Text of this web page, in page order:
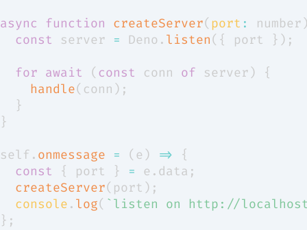
async
function createServer( port : number
const server = Deno . listen( { port } ) ;
for await ( const conn of server )
{
handle( conn ) ;
}
}
self . onmessage = ( e ) =>
{
const
{ port } = e . data ;
createServer( port ) ;
console . log( ` listen on http://
} ;